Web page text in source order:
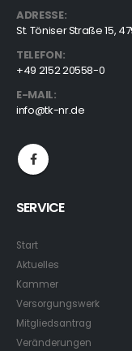
ADRESSE:
St. Töniser Straße 15,
TELEFON:
+49 2152 20558-0
E-MAIL:
info@tk-nr.de
SERVICE
Start
Aktuelles
Kammer
Versorgungswerk
Mitgliedsantrag
Veränderungen